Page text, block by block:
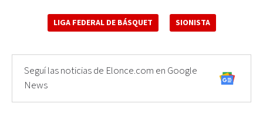
LIGA FEDERAL DE BÁSQUET SIONISTA
Seguí las noticias de Elonce.com en Google
News